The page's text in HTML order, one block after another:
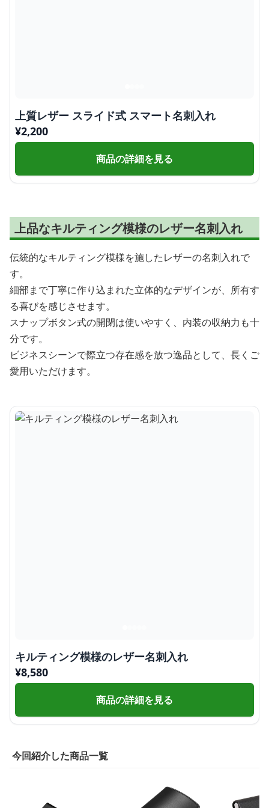
上質レザー スライド式 スマート名刺入れ
¥2,200
商品の詳細を見る
上品なキルティング模様のレザー名刺入れ
伝統的なキルティング模様を施したレザーの名刺入れで
す。
細部まで丁寧に作り込まれた立体的なデザインが、所有す
る喜びを感じさせます。
スナップボタン式の開閉は使いやすく、内装の収納力も十
分です。
ビジネスシーンで際立つ存在感を放つ逸品として、長くご
愛用いただけます。
キルティング模様のレザー名刺入れ
¥8,580
商品の詳細を見る
今回紹介した商品一覧